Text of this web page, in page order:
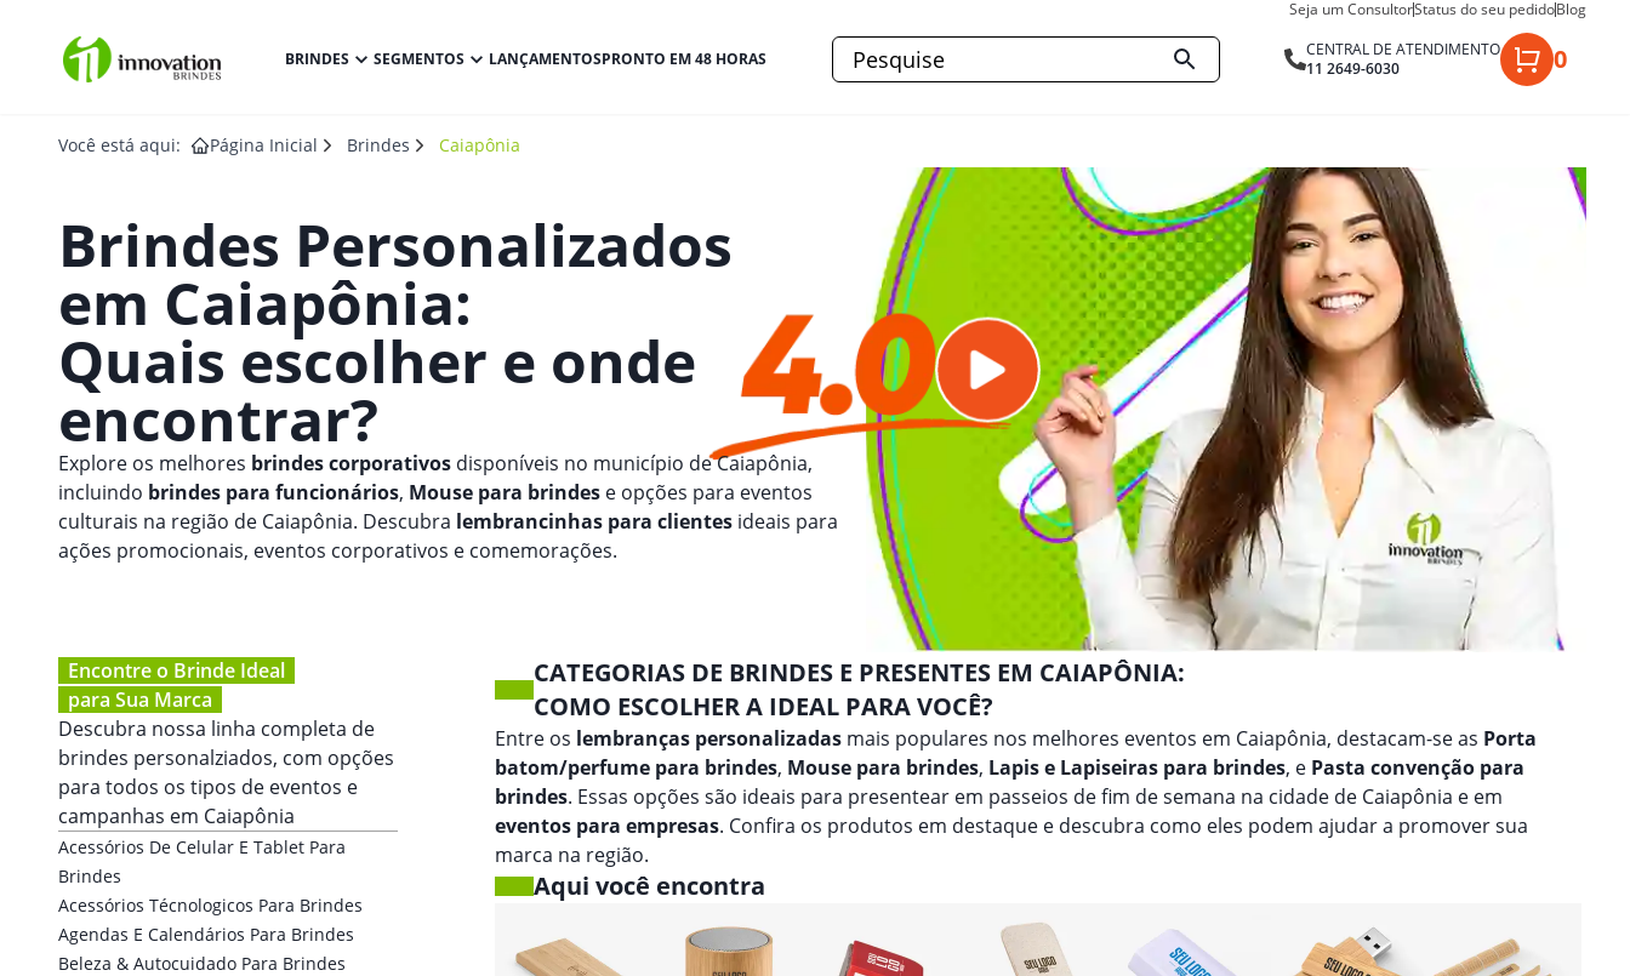
Seja um ConsultorStatus do seu pedidoBlog
BRINDES SEGMENTOS LANÇAMENTOSPRONTO EM 48 HORAS
CENTRAL DE ATENDIMENTO
11 2649-6030
0
Você está aqui: Página Inicial Brindes Caiapônia
Brindes Personalizados
em Caiapônia:
Quais escolher e onde
encontrar?
Explore os melhores brindes corporativos disponíveis no município de Caiapônia,
incluindo brindes para funcionários, Mouse para brindes e opções para eventos
culturais na região de Caiapônia. Descubra lembrancinhas para clientes ideais para
ações promocionais, eventos corporativos e comemorações.
Encontre o Brinde Ideal
para Sua Marca
Descubra nossa linha completa de
brindes personalziados, com opções
para todos os tipos de eventos e
campanhas em Caiapônia
Acessórios De Celular E Tablet Para
Brindes
Acessórios Técnologicos Para Brindes
Agendas E Calendários Para Brindes
Beleza & Autocuidado Para Brindes
CATEGORIAS DE BRINDES E PRESENTES EM CAIAPÔNIA:
COMO ESCOLHER A IDEAL PARA VOCÊ?
Entre os lembranças personalizadas mais populares nos melhores eventos em Caiapônia, destacam-se as Porta
batom/perfume para brindes, Mouse para brindes, Lapis e Lapiseiras para brindes, e Pasta convenção para
brindes. Essas opções são ideais para presentear em passeios de fim de semana na cidade de Caiapônia e em
eventos para empresas. Confira os produtos em destaque e descubra como eles podem ajudar a promover sua
marca na região.
Aqui você encontra